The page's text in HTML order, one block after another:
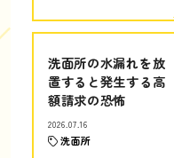
洗面所の水漏れを放
置すると発生する高
額請求の恐怖
2026.07.16
洗面所